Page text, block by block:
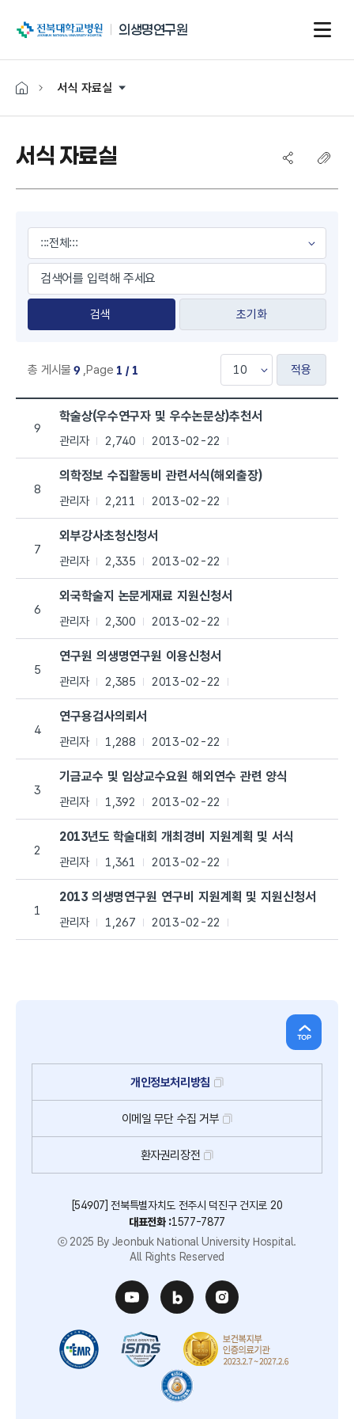
전북대학교병원
의생명연구원
서식 자료실
서식 자료실
초기화
총 게시물 9 ,Page 1 / 1 적용
서식 자료실 목록으로 번호, 제목, 작성자, 조회수,등록일, 첨부파일로 나열
9
학술상(우수연구자 및 우수논문상)추천서
관리자 2,740 2013-02-22
8
의학정보 수집활동비 관련서식(해외출장)
관리자 2,211 2013-02-22
7
외부강사초청신청서
관리자 2,335 2013-02-22
6
외국학술지 논문게재료 지원신청서
관리자 2,300 2013-02-22
5
연구원 의생명연구원 이용신청서
관리자 2,385 2013-02-22
4
연구용검사의뢰서
관리자 1,288 2013-02-22
3
기금교수 및 임상교수요원 해외연수 관련 양식
관리자 1,392 2013-02-22
2
2013년도 학술대회 개최경비 지원계획 및 서식
관리자 1,361 2013-02-22
1
2013 의생명연구원 연구비 지원계획 및 지원신청서
관리자 1,267 2013-02-22
개인정보처리방침
이메일 무단 수집 거부
환자권리장전
[54907] 전북특별자치도 전주시 덕진구 건지로 20
대표전화 :1577-7877
ⓒ 2025 By Jeonbuk National University Hospital.
All Rights Reserved